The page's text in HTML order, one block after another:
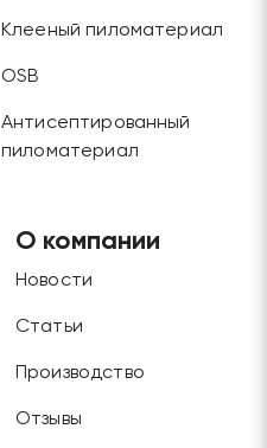
Клееный пиломатериал
OSB
Антисептированный
пиломатериал
О компании
Новости
Статьи
Производство
Отзывы